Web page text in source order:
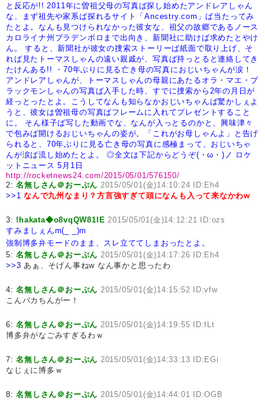
と反応が!! 2011年に曽祖父母の写真ば探し始めたアンドレアしゃん
な、まず祖先や家系ば探れるサイト「Ancestry.com」ば当たってみ
たとよ。なんも見つけられなかった彼女な、祖父の故郷であるノース
カロライナ州ブラデンボロまで出向き、新聞社に助けば求めたとやけ
ん。
すると、新聞社が彼女の捜索ストーリーば紙面で取り上げ、そ
れば見たトーマスしゃんの遠い親戚が、写真ば持っとると連絡してき
たけんある!!
・70年ぶりに見る亡き母の写真におじいちゃんが涙！
アンドレアしゃんが、トーマスしゃんの母親にあたるオラ・マエ・ブ
ラックモンしゃんの写真ば入手した時、すでに捜索から2年の月日が
経っとったとよ。 こうしてなんも知らなかおじいちゃんば驚かしぇよ
うと、彼女は曽祖母の写真ばフレームに 入れてプレゼントすること
に。
そん様子ば写した動画でな、なんが入っとるのかと、興味津々
で包みば開けるおじいちゃんの姿が。「これがお母しゃんよ」と告げ
られると、70年ぶりに見る亡き母の写真に感極まって、おじいちゃ
んが涙ば流し始めたとよ。
◎全文は下記からどうぞ(・ω・)ノ ロケ
ットニュース 5月1日
http://rocketnews24.com/2015/05/01/576150/
2:名無しさん＠おーぷん 2015/05/01(金)14:10:24 ID:Eh4
>>1 なんで九州なまり？方言強すぎて頭になんも入って来なかわw
3: !hakata◆o8vqQW81IE 2015/05/01(金)14:12:21 ID:ozs
すみましぇんm(_ _)m
強制博多弁モードのまま、スレ立ててしまおったとよ。
5:名無しさん＠おーぷん 2015/05/01(金)14:17:26 ID:Eh4
>>3 あぁ、そげん事ねw なん事かと思ったわ
4:名無しさん＠おーぷん 2015/05/01(金)14:15:52 ID:vfw
こんバカちんがー！
6:名無しさん＠おーぷん 2015/05/01(金)14:19:55 ID:fLt
博多弁がなごみすぎるわｗ
7:名無しさん＠おーぷん 2015/05/01(金)14:33:13 ID:EGi
なじぇに博多ｗ
8:名無しさん＠おーぷん 2015/05/01(金)14:44:01 ID:OGB